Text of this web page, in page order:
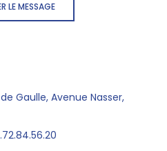
LE MESSAGE
Gaulle, Avenue Nasser,